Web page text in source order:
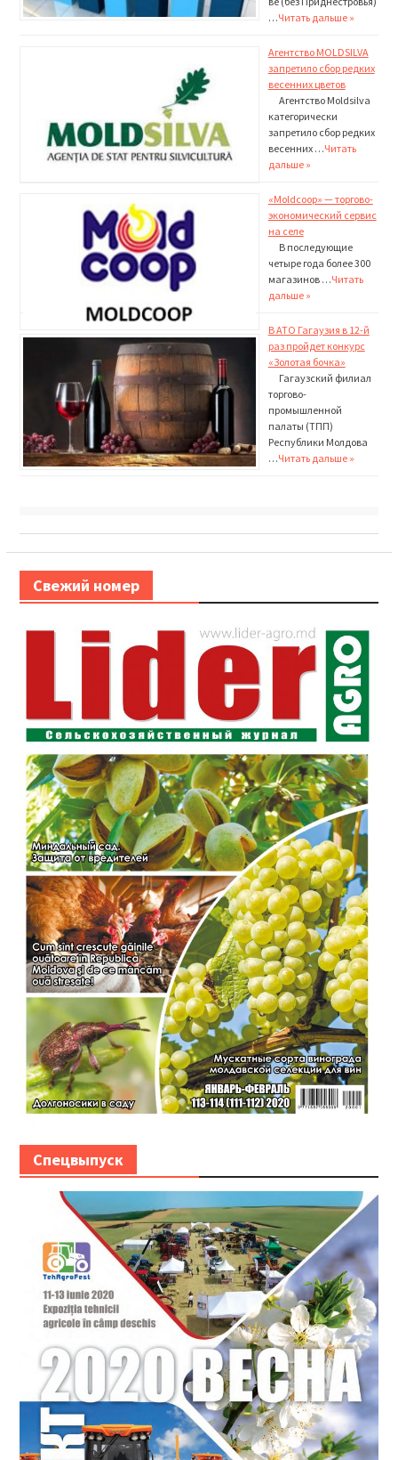
…Читать дальше »
Агентство MOLDSILVA
запретило сбор редких
весенних цветов
Агентство Moldsilva
категорически
запретило сбор ред­ких
весенних …Читать
дальше »
«Moldcoop» — торгово-
экономический сервис
на селе
В последующие
четыре года более 300
магазинов …Читать
дальше »
В АТО Гагаузия в 12-й
раз пройдет конкурс
«Золотая бочка»
Гагаузский филиал
торго­во-
промышленной
палаты (ТПП)
Республики Молдова
…Читать дальше »
Свежий номер
Спецвыпуск